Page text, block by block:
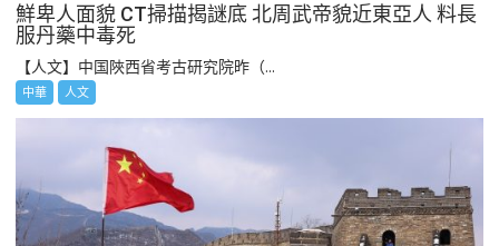
鮮卑人面貌 CT掃描揭謎底 北周武帝貌近東亞人 料長
服丹藥中毒死
【人文】中国陜西省考古研究院昨（...
中華 人文